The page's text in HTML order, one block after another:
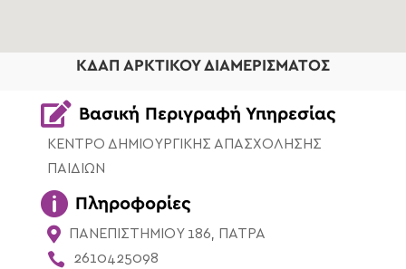
ΚΔΑΠ ΑΡΚΤΙΚΟΥ ΔΙΑΜΕΡΙΣΜΑΤΟΣ
 Βασική Περιγραφή Υπηρεσίας
ΚΕΝΤΡΟ ΔΗΜΙΟΥΡΓΙΚΗΣ ΑΠΑΣΧΟΛΗΣΗΣ
ΠΑΙΔΙΩΝ
 Πληροφορίες
 ΠΑΝΕΠΙΣΤΗΜΙΟΥ 186, ΠΑΤΡΑ
 2610425098